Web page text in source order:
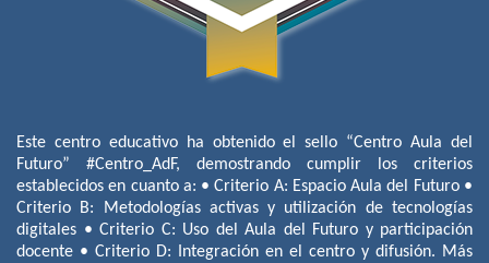
Este centro educativo ha obtenido el sello “Centro Aula del
Futuro” #Centro_AdF, demostrando cumplir los criterios
establecidos en cuanto a: • Criterio A: Espacio Aula del Futuro •
Criterio B: Metodologías activas y utilización de tecnologías
digitales • Criterio C: Uso del Aula del Futuro y participación
docente • Criterio D: Integración en el centro y difusión. Más